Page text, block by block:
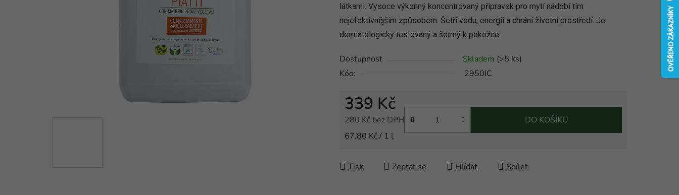
5,0
z
5
látkami. Vysoce výkonný koncentrovaný přípravek pro mytí nádobí tím
nejefektivnějším způsobem. Šetří vodu, energii a chrání životní prostředí. Je
dermatologicky testovaný a šetrný k pokožce.
Dostupnost Skladem (>5 ks)
Kód:
2950IC
339 Kč
280 Kč bez DPH
Měrná cena:
67,80 Kč / 1 l
DO KOŠÍKU
Tisk Zeptat se Hlídat Sdílet